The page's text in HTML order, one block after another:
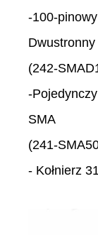
-100-
(242-
-
SMA
(241-
- Kołnierz